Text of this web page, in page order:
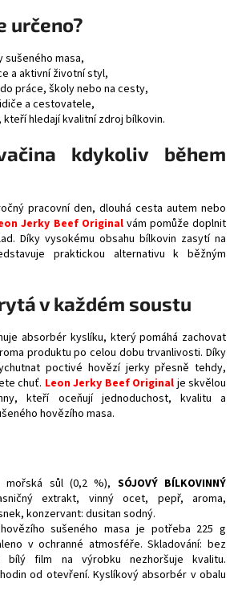
určeno?
sušeného masa,
a aktivní životní styl,
práce, školy nebo na cesty,
a cestovatele,
hledají kvalitní zdroj bílkovin.
kdykoliv během
pracovní den, dlouhá cesta autem nebo
Jerky Beef Originalvám pomůže doplnit
Díky vysokému obsahu bílkovin zasytí na
praktickou alternativu k běžným
v každém soustu
absorbér kyslíku, který pomáhá zachovat
produktu po celou dobu trvanlivosti. Díky
poctivé hovězí jerky přesně tehdy,
chuť. Leon Jerky Beef Original je skvělou
kteří oceňují jednoduchost, kvalitu a
hovězího masa.
mořská sůl (0,2 %), SÓJOVÝ BÍLKOVINNÝ
extrakt, vinný ocet, pepř, aroma,
konzervant: dusitan sodný.
sušeného masa je potřeba 225 g
v ochranné atmosféře. Skladování: bez
bílý film na výrobku nezhoršuje kvalitu.
od otevření. Kyslíkový absorbér v obalu